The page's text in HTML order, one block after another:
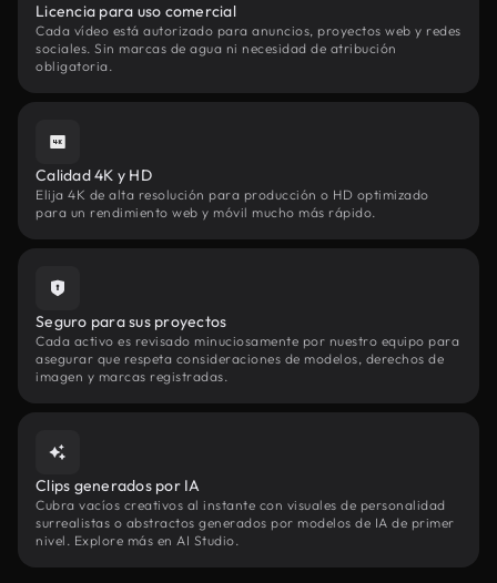
Licencia para uso comercial
Cada vídeo está autorizado para anuncios, proyectos web y redes
sociales. Sin marcas de agua ni necesidad de atribución
obligatoria.
Calidad 4K y HD
Elija 4K de alta resolución para producción o HD optimizado
para un rendimiento web y móvil mucho más rápido.
Seguro para sus proyectos
Cada activo es revisado minuciosamente por nuestro equipo para
asegurar que respeta consideraciones de modelos, derechos de
imagen y marcas registradas.
Clips generados por IA
Cubra vacíos creativos al instante con visuales de personalidad
surrealistas o abstractos generados por modelos de IA de primer
nivel. Explore más en AI Studio.